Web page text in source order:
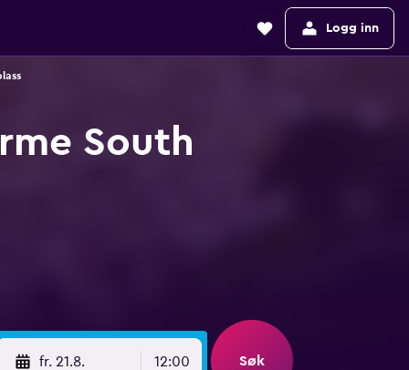
Logg inn
South
fr. 21.8. 12:00 Søk